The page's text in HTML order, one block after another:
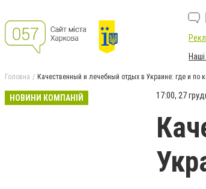
Головна Качественный и лечебный отдых в Украине: где и по
НОВИНИ КОМПАНІЙ 17:00, 27